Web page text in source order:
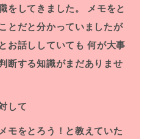
をしてきました。
メモをと
とだと分かっていましたが
お話ししていても 何が大事
断する知識がまだありませ
して
モをとろう！と教えていた